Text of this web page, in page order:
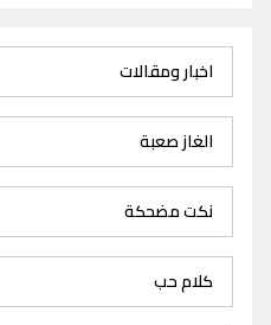
اخبار ومقالات
الغاز صعبة
نكت مضحكة
كلام حب